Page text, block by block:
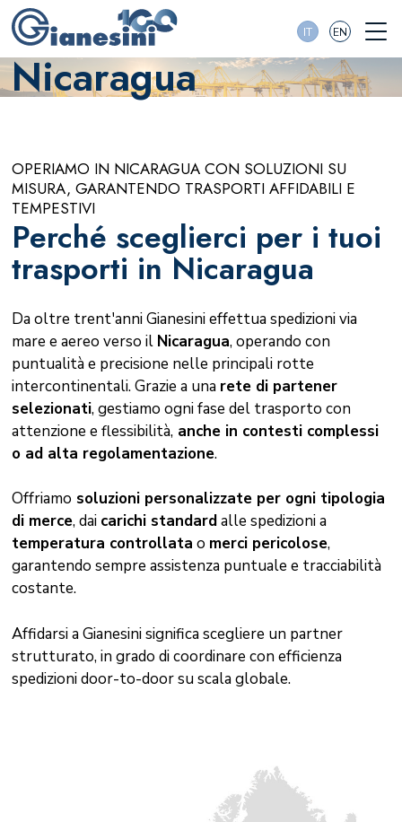
IT EN
Nicaragua
OPERIAMO IN NICARAGUA CON SOLUZIONI SU
MISURA, GARANTENDO TRASPORTI AFFIDABILI E
TEMPESTIVI
Perché sceglierci per i tuoi
trasporti in Nicaragua
Da oltre trent'anni Gianesini effettua spedizioni via
mare e aereo verso il Nicaragua, operando con
puntualità e precisione nelle principali rotte
intercontinentali. Grazie a una rete di partener
selezionati, gestiamo ogni fase del trasporto con
attenzione e flessibilità,anche in contesti complessi
o ad alta regolamentazione.
Offriamo soluzioni personalizzate per ogni tipologia
di merce, dai carichi standardalle spedizioni a
temperatura controllata o merci pericolose,
garantendo sempre assistenza puntuale e tracciabilità
costante.
Affidarsi a Gianesini significa scegliere un partner
strutturato, in grado di coordinare con efficienza
spedizioni door-to-door su scala globale.